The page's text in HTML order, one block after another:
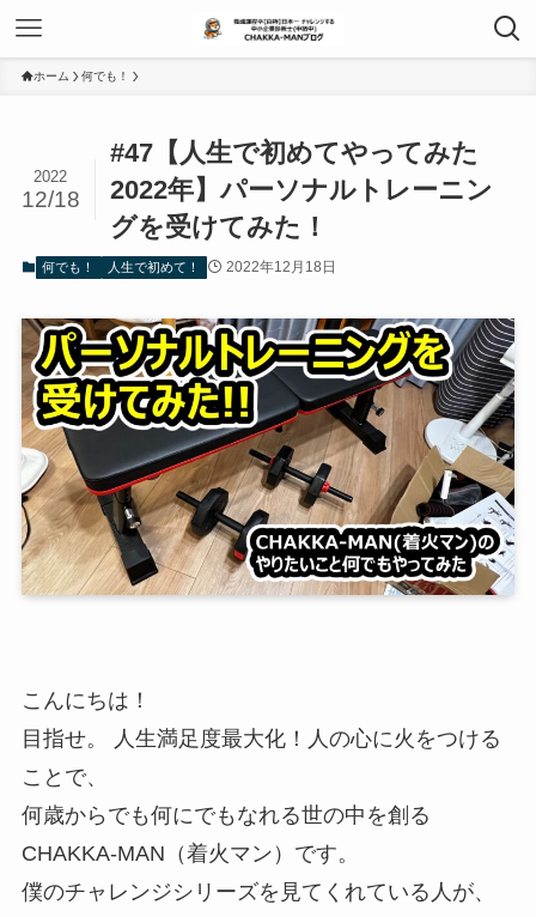
ホーム 何でも！
#47【人生で初めてやってみた
2022年】パーソナルトレーニン
グを受けてみた！
2022
12/18
何でも！ 人生で初めて！ 2022年12月18日
こんにちは！
目指せ。 人生満足度最大化！人の心に火をつける
ことで、
何歳からでも何にでもなれる世の中を創る
CHAKKA-MAN（着火マン）です。
僕のチャレンジシリーズを見てくれている人が、